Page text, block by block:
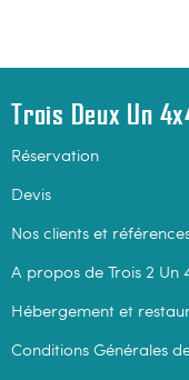
Trois Deux Un
Réservation
Devis
Nos clients et
A propos de Trois 2 Un
Hébergement et
Conditions Générales